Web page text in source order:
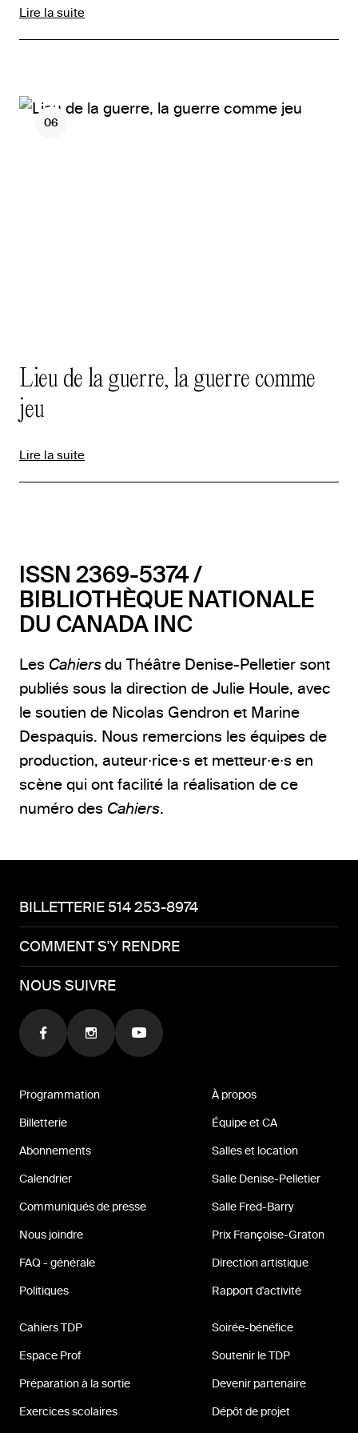
Lire la suite
06
Lieu de la guerre, la guerre comme
jeu
Lire la suite
ISSN 2369-5374 /
BIBLIOTHÈQUE NATIONALE
DU CANADA INC
Les Cahiersdu Théâtre Denise-Pelletier sont
publiés sous la direction de Julie Houle, avec
le soutien de Nicolas Gendron et Marine
Despaquis. Nous remercions les équipes de
production, auteur·rice·s et metteur·e·s en
scène qui ont facilité la réalisation de ce
numéro des Cahiers.
BILLETTERIE 514 253-8974
COMMENT S'Y RENDRE
NOUS SUIVRE
Programmation
Billetterie
Abonnements
Calendrier
Communiqués de presse
Nous joindre
FAQ - générale
Politiques
À propos
Équipe et CA
Salles et location
Salle Denise-Pelletier
Salle Fred-Barry
Prix Françoise-Graton
Direction artistique
Rapport d'activité
Cahiers TDP
Espace Prof
Préparation à la sortie
Exercices scolaires
Soirée-bénéfice
Soutenir le TDP
Devenir partenaire
Dépôt de projet